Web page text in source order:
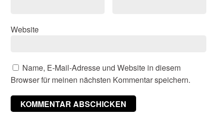
Website
Name, E-Mail-Adresse und Website in diesem
Browser für meinen nächsten Kommentar speichern.